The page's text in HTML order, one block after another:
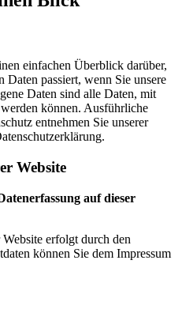
einfachen Überblick darüber,
Daten passiert, wenn Sie unsere
Daten sind alle Daten, mit
können. Ausführliche
entnehmen Sie unserer
Website
auf dieser
erfolgt durch den
können Sie dem Impressum